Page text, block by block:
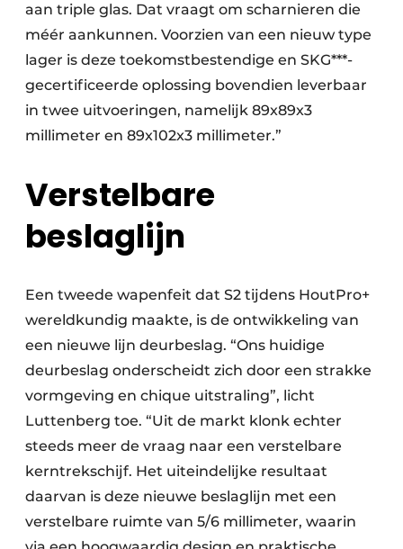
aan triple glas. Dat vraagt om scharnieren die
méér aankunnen. Voorzien van een nieuw type
lager is deze toekomstbestendige en SKG***-
gecertificeerde oplossing bovendien leverbaar
in twee uitvoeringen, namelijk 89x89x3
millimeter en 89x102x3 millimeter.”
Verstelbare
beslaglijn
Een tweede wapenfeit dat S2 tijdens HoutPro+
wereldkundig maakte, is de ontwikkeling van
een nieuwe lijn deurbeslag. “Ons huidige
deurbeslag onderscheidt zich door een strakke
vormgeving en chique uitstraling”, licht
Luttenberg toe. “Uit de markt klonk echter
steeds meer de vraag naar een verstelbare
kerntrekschijf. Het uiteindelijke resultaat
daarvan is deze nieuwe beslaglijn met een
verstelbare ruimte van 5/6 millimeter, waarin